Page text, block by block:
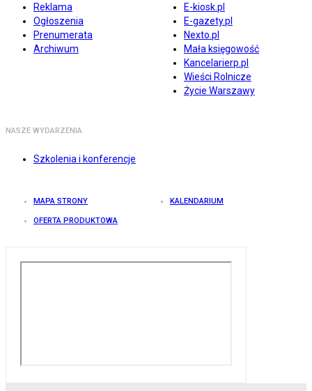
Reklama
Ogłoszenia
Prenumerata
Archiwum
E-kiosk.pl
E-gazety.pl
Nexto.pl
Mała księgowość
Kancelarierp.pl
Wieści Rolnicze
Życie Warszawy
NASZE WYDARZENIA
Szkolenia i konferencje
MAPA STRONY KALENDARIUM
OFERTA PRODUKTOWA